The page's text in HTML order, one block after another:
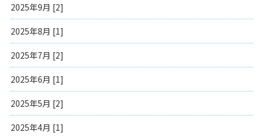
2025年9月 [2]
2025年8月 [1]
2025年7月 [2]
2025年6月 [1]
2025年5月 [2]
2025年4月 [1]